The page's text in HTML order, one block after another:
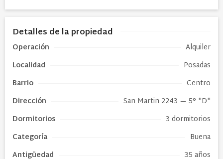
Detalles de la propiedad
Operación
Alquiler
Localidad
Posadas
Barrio
Centro
Dirección
San Martin 2243 — 5° "D"
Dormitorios
3 dormitorios
Categoría
Buena
Antigüedad
35 años